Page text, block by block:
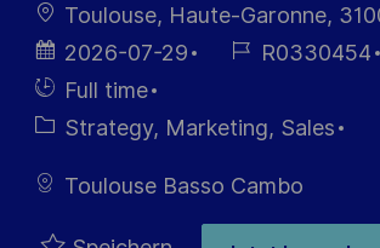
Ort
Toulouse, Haute-Garonne,
Datum der
Veröffentlichung
2026-07-29
Job- R0330454
Einstellunngstyp
Full time
Kategorie
Strategy, Marketing, Sales
Toulouse Basso Cambo